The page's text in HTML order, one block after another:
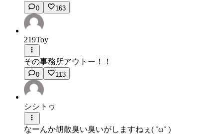
0 163
219Toy
その事務所アウトー！！
0 113
シシトゥ
なーんか胡散臭い臭いがしますねぇ( ˘ω˘ )